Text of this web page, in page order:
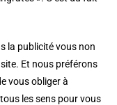
la publicité vous non
Et nous préférons
vous obliger à
les sens pour vous